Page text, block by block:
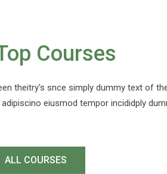
Courses
theitry's snce simply dummy text of
eiusmod tempor incididply
ALL COURSES